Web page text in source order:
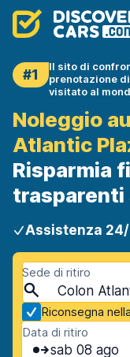
#1
Il sito di
prenotazione
visitato al
Noleggio
Atlantic
Risparmia
trasparenti
Assistenza
Sede di ritiro
Colon
Riconsegna
Data di ritiro
sab 08 ago